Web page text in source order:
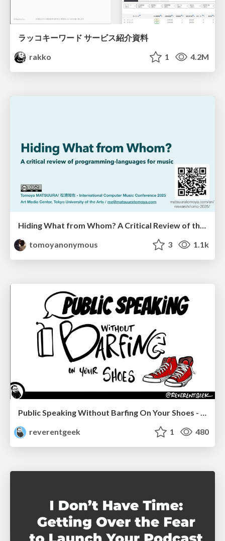
ラッコキーワード サービス紹介資料
rakko
1 4.2M
tomoyanonymous
3 1.1k
Public Speaking Without Barfing On Your Shoes - THAT 2023
reverentgeek
1 480